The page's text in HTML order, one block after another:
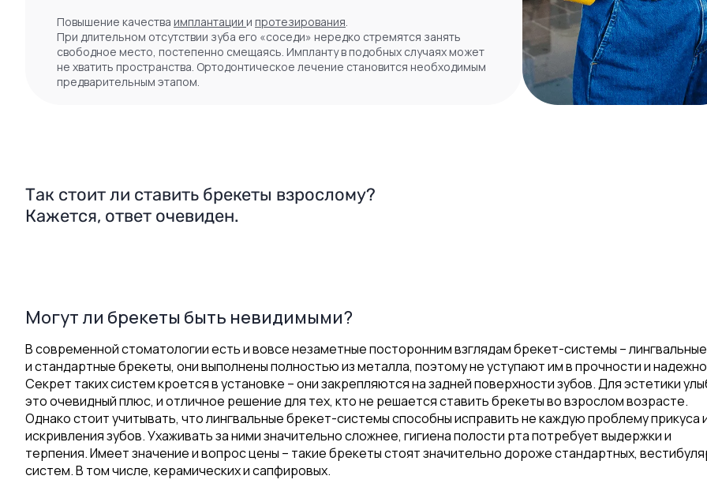
Повышение качества имплантации и протезирования.
При длительном отсутствии зуба его «соседи» нередко стремятся занять
свободное место, постепенно смещаясь. Импланту в подобных случаях может
не хватить пространства. Ортодонтическое лечение становится необходимым
предварительным этапом.
Так стоит ли ставить брекеты взрослому?
Кажется, ответ очевиден.
Могут ли брекеты быть невидимыми?
В современной стоматологии есть и вовсе незаметные посторонним взглядам брекет-системы –
и стандартные брекеты, они выполнены полностью из металла, поэтому не уступают им в прочности и
Секрет таких систем кроется в установке – они закрепляются на задней поверхности зубов. Для эстетики
это очевидный плюс, и отличное решение для тех, кто не решается ставить брекеты во взрослом возрасте.
Однако стоит учитывать, что лингвальные брекет-системы способны исправить не каждую проблему прикуса
искривления зубов. Ухаживать за ними значительно сложнее, гигиена полости рта потребует выдержки и
терпения. Имеет значение и вопрос цены – такие брекеты стоят значительно дороже стандартных,
систем. В том числе, керамических и сапфировых.